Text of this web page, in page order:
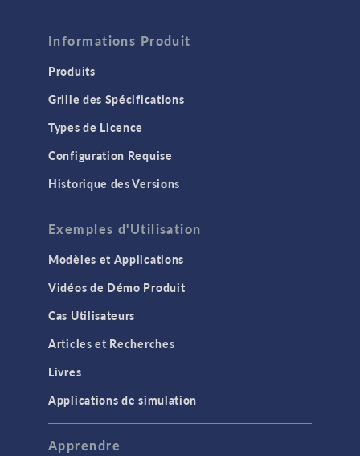
Informations Produit
Produits
Grille des Spécifications
Types de Licence
Configuration Requise
Historique des Versions
Exemples d'Utilisation
Modèles et Applications
Vidéos de Démo Produit
Cas Utilisateurs
Articles et Recherches
Livres
Applications de simulation
Apprendre